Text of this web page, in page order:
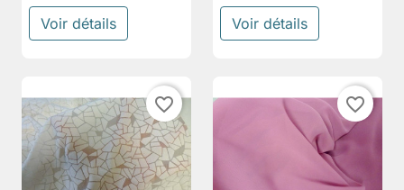
Voir détails Voir détails
favorite_border favorite_border